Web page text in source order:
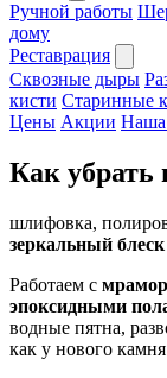
Ручной работы
дому
Реставрация
Сквозные дыры
кисти Старинные
Цены Акции Наша
Как убрать
шлифовка,
зеркальный блеск
Работаем с
эпоксидными
водные пятна,
как у нового